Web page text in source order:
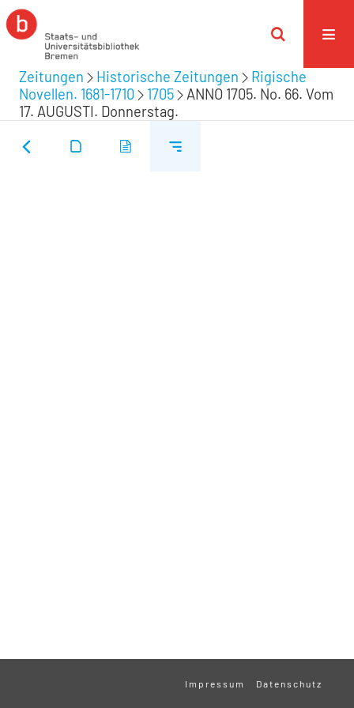
Zeitungen Historische Zeitungen
Rigische
Novellen. 1681-1710
1705
ANNO 1705. No. 66. Vom
17. AUGUSTI. Donnerstag.
Impressum Datenschutz